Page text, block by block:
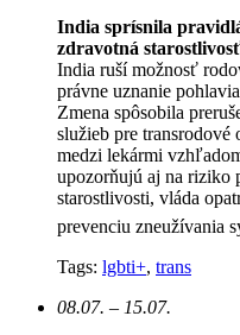
India sprísnila
zdravotná
India ruší možnosť
právne uznanie
Zmena spôsobila
služieb pre transrodové
medzi lekármi
upozorňujú aj na riziko
starostlivosti, vláda
prevenciu zneužívania
Tags: lgbti+, trans
08.07. – 15.07.